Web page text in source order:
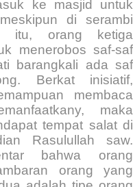
ke masjid untuk
di serambi
itu, orang ketiga
menerobos saf-saf
barangkali ada saf
Berkat inisiatif,
membaca
maka
tempat salat di
Rasulullah saw.
bahwa orang
orang yang